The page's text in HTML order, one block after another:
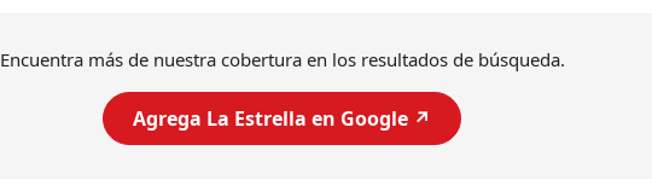
Encuentra más de nuestra cobertura en los resultados de búsqueda.
Agrega La Estrella en Google ↗️